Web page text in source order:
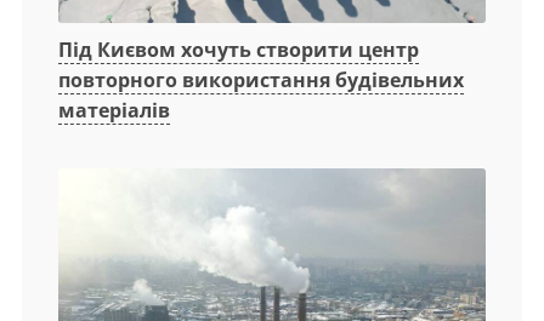
Під Києвом хочуть створити центр
повторного використання будівельних
матеріалів